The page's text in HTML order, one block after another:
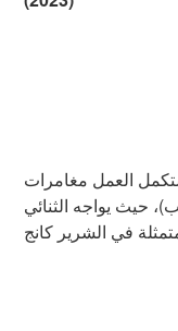
العمل مغامرات
حيث يواجه الثنائي